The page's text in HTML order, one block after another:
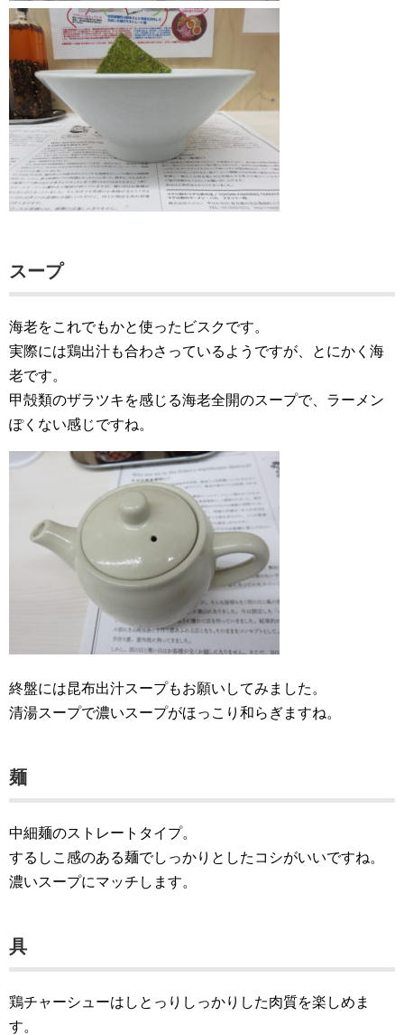
スープ
海老をこれでもかと使ったビスクです。
実際には鶏出汁も合わさっているようですが、とにかく海
老です。
甲殻類のザラツキを感じる海老全開のスープで、ラーメン
ぽくない感じですね。
終盤には昆布出汁スープもお願いしてみました。
清湯スープで濃いスープがほっこり和らぎますね。
麺
中細麺のストレートタイプ。
するしこ感のある麺でしっかりとしたコシがいいですね。
濃いスープにマッチします。
具
鶏チャーシューはしとっりしっかりした肉質を楽しめま
す。